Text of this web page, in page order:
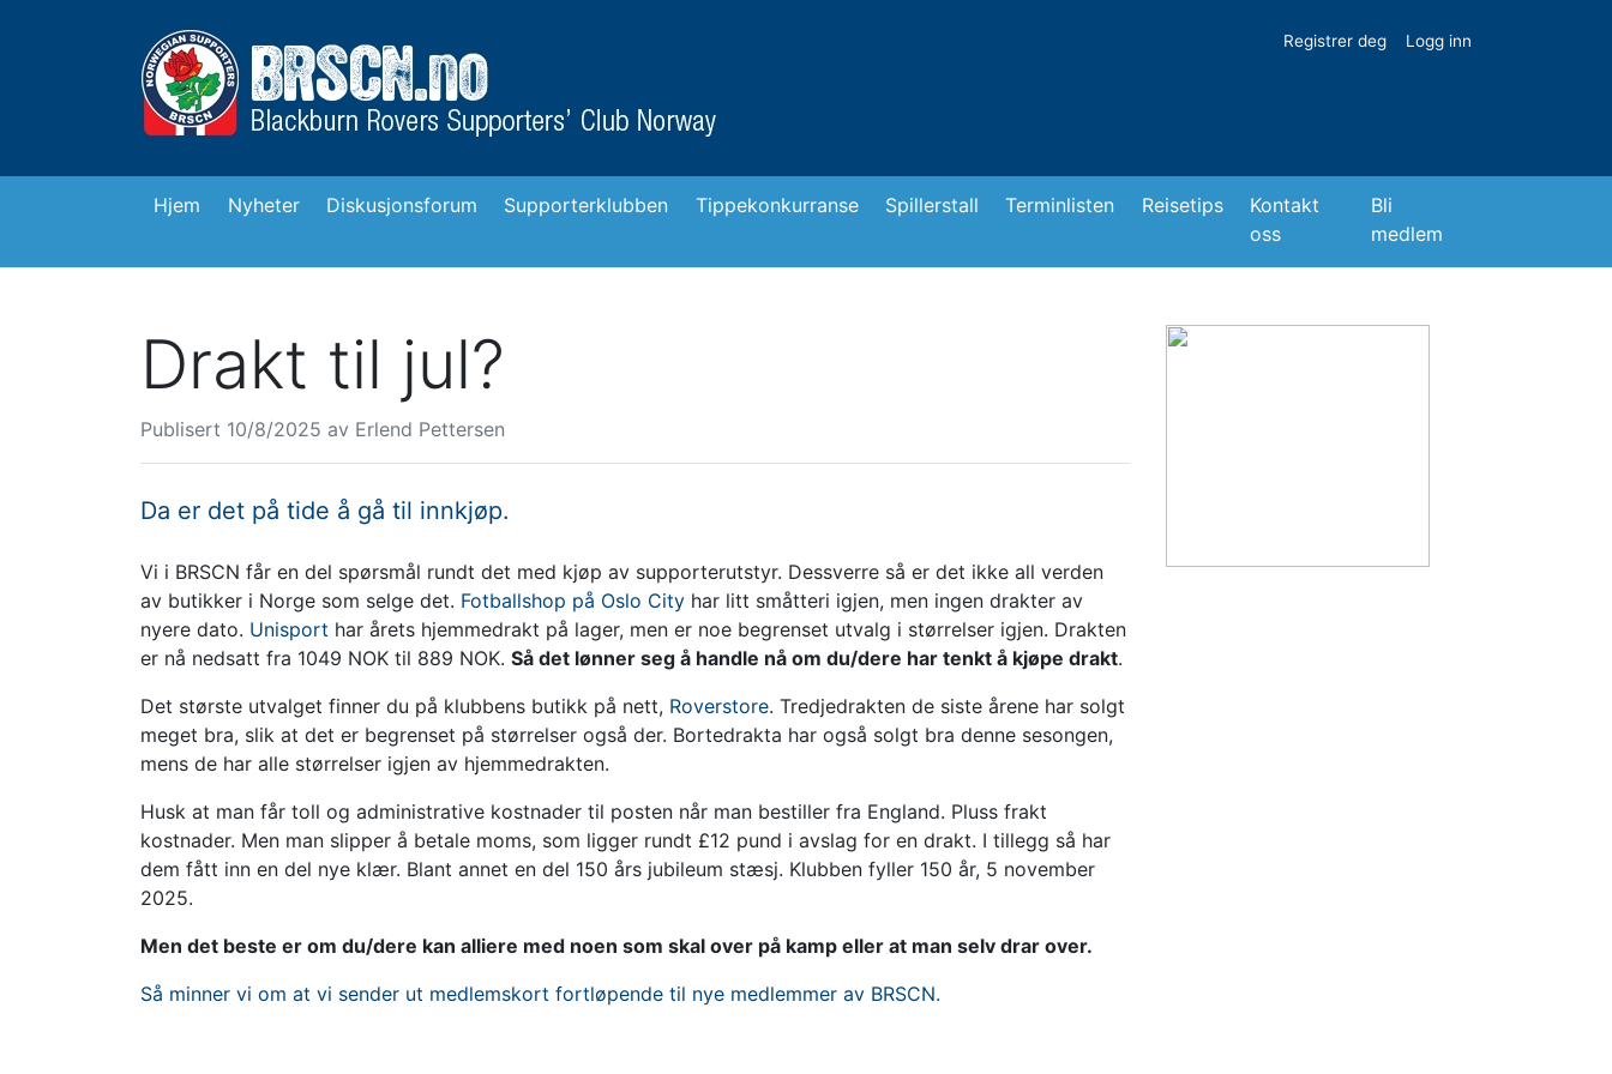
Registrer deg Logg inn
Hjem Nyheter Diskusjonsforum Supporterklubben Tippekonkurranse Spillerstall Terminlisten Reisetips
Kontakt
oss
Bli
medlem
Drakt til jul?
Publisert 10/8/2025 av Erlend Pettersen
Da er det på tide å gå til innkjøp.
Vi i BRSCN får en del spørsmål rundt det med kjøp av supporterutstyr. Dessverre så er det ikke all verden
av butikker i Norge som selge det. Fotballshop på Oslo City har litt småtteri igjen, men ingen drakter av
nyere dato. Unisport har årets hjemmedrakt på lager, men er noe begrenset utvalg i størrelser igjen. Drakten
er nå nedsatt fra 1049 NOK til 889 NOK. Så det lønner seg å handle nå om du/dere har tenkt å kjøpe drakt.
Det største utvalget finner du på klubbens butikk på nett, Roverstore. Tredjedrakten de siste årene har solgt
meget bra, slik at det er begrenset på størrelser også der. Bortedrakta har også solgt bra denne sesongen,
mens de har alle størrelser igjen av hjemmedrakten.
Husk at man får toll og administrative kostnader til posten når man bestiller fra England. Pluss frakt
kostnader. Men man slipper å betale moms, som ligger rundt £12 pund i avslag for en drakt. I tillegg så har
dem fått inn en del nye klær. Blant annet en del 150 års jubileum stæsj. Klubben fyller 150 år, 5 november
2025.
Men det beste er om du/dere kan alliere med noen som skal over på kamp eller at man selv drar over.
Så minner vi om at vi sender ut medlemskort fortløpende til nye medlemmer av BRSCN.